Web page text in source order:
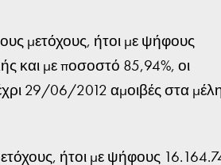
μετόχους, ήτοι με ψήφους
και με ποσοστό 85,94%, οι
29/06/2012 αμοιβές στα
ήτοι με ψήφους